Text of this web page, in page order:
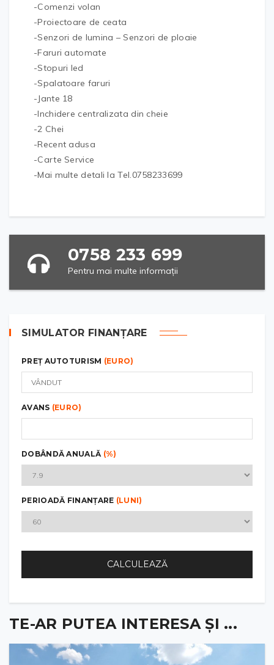
-Comenzi volan
-Proiectoare de ceata
-Senzori de lumina – Senzori de ploaie
-Faruri automate
-Stopuri led
-Spalatoare faruri
-Jante 18
-Inchidere centralizata din cheie
-2 Chei
-Recent adusa
-Carte Service
-Mai multe detali la Tel.0758233699
0758 233 699
Pentru mai multe informații
SIMULATOR FINANȚARE
PREȚ AUTOTURISM (EURO)
AVANS (EURO)
DOBÂNDĂ ANUALĂ (%)
PERIOADĂ FINANȚARE (LUNI)
CALCULEAZĂ
TE-AR PUTEA INTERESA ȘI ...